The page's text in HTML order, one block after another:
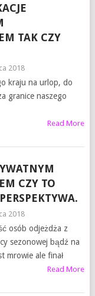
TAK CZY
2018
kraju na urlop, do
granice naszego
Read More
CZY TO
2018
osób odjeżdża z
sezonowej bądź na
mrowie ale finał
Read More